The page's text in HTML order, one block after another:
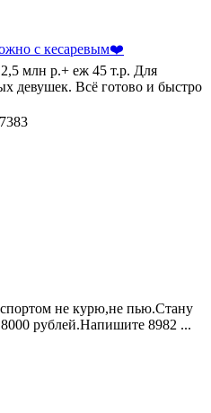
с кесаревым❤️
млн р.+ еж 45 т.р. Для
девушек. Всё готово и быстро
не курю,не пью.Стану
рублей.Напишите 8982 ...